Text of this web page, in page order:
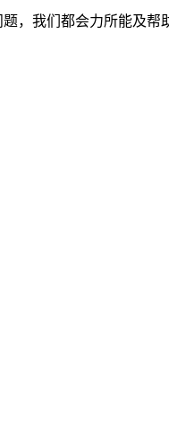
，我们都会力所能及帮